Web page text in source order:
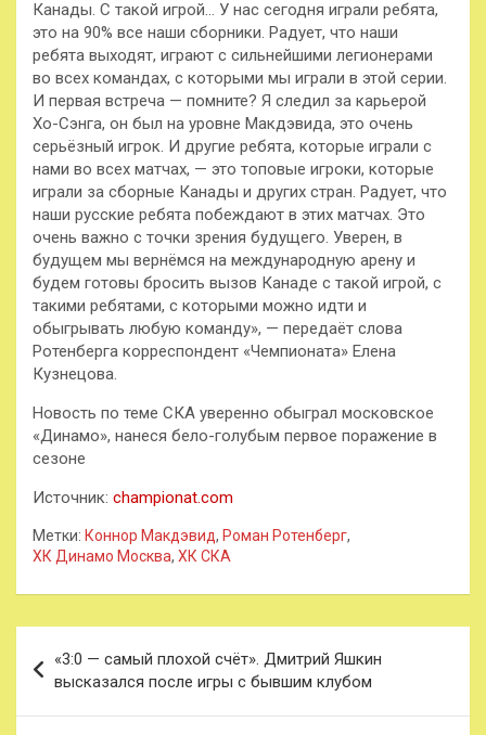
Канады. С такой игрой… У нас сегодня играли ребята,
это на 90% все наши сборники. Радует, что наши
ребята выходят, играют с сильнейшими легионерами
во всех командах, с которыми мы играли в этой серии.
И первая встреча — помните? Я следил за карьерой
Хо-Сэнга, он был на уровне Макдэвида, это очень
серьёзный игрок. И другие ребята, которые играли с
нами во всех матчах, — это топовые игроки, которые
играли за сборные Канады и других стран. Радует, что
наши русские ребята побеждают в этих матчах. Это
очень важно с точки зрения будущего. Уверен, в
будущем мы вернёмся на международную арену и
будем готовы бросить вызов Канаде с такой игрой, с
такими ребятами, с которыми можно идти и
обыгрывать любую команду», — передаёт слова
Ротенберга корреспондент «Чемпионата» Елена
Кузнецова.
Новость по теме СКА уверенно обыграл московское
«Динамо», нанеся бело-голубым первое поражение в
сезоне
Источник: championat.com
Метки: Коннор Макдэвид, Роман Ротенберг,
ХК Динамо Москва, ХК СКА
по
записям
«3:0 — самый плохой счёт». Дмитрий Яшкин
высказался после игры с бывшим клубом